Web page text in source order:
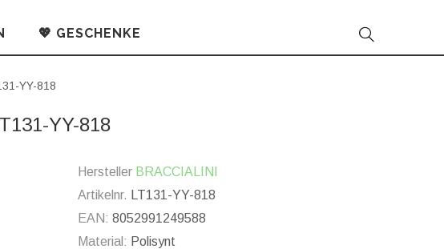
💖 GESCHENKE
YY-818
YY-818
Hersteller BRACCIALINI
Artikelnr. LT131-YY-818
EAN: 8052991249588
Material: Polisynt